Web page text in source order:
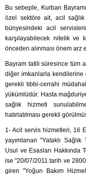
Bu sebeple, Kurban
özel sektöre ait, acil
bünyesindeki acil
karşılayabilecek nitelik ve
önceden alınması önem arz
Bayram tatili süresince tüm
diğer imkanlarla kendilerine
gerekli tıbbi-cerrahi
yükümlüdür. Hasta
sağlık hizmeti
hatırlatılması gerekli
1- Acil servis hizmetleri, 16
yayımlanan "Yataklı
Usul ve Esasları Hakkında
ise "20/07/2011 tarih ve
giren "Yoğun Bakım